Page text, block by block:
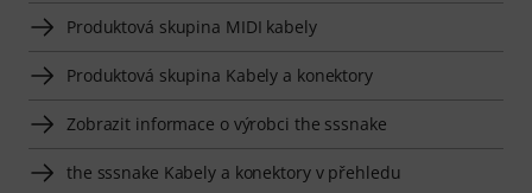
Produktová skupina MIDI kabely
Produktová skupina Kabely a konektory
Zobrazit informace o výrobci the sssnake
the sssnake Kabely a konektory v přehledu